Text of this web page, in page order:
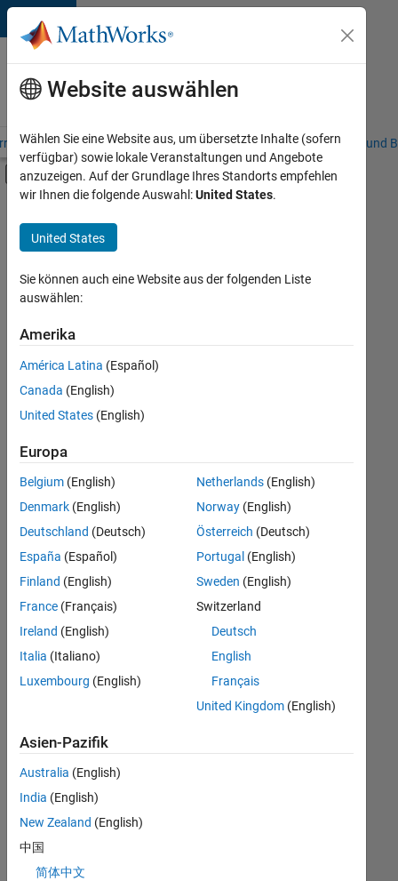
Weiter zum Inhalt
Karriere
bei
MathWorks
– Übersicht Stellensuche Niederlassungen Studierende und
Umschaltung für Off-Canvas-
Hauptinhalt
Praktika
Commercial Sales
Customer Support
Education Sales
Inside Sales
Marketing Services
Human Resources
Legal
+8
Derzeit
es
keine
offenen
Stellen,
Ihren
Suchkriterien
entsprechen.
können
die
Suchkriterien
weiter
fassen
oder
alle
Stellenangebote
anzeigen .
noch
keine
offenen
Stellen
können,
die
Website auswählen
Wählen Sie eine Website aus, um übersetzte Inhalte (sofern
verfügbar) sowie lokale Veranstaltungen und Angebote
anzuzeigen. Auf der Grundlage Ihres Standorts empfehlen
wir Ihnen die folgende Auswahl:United States.
United States
Sie können auch eine Website aus der folgenden Liste
auswählen:
Amerika
América Latina (Español)
Canada (English)
United States (English)
Europa
Belgium (English)
Denmark (English)
Deutschland (Deutsch)
España (Español)
Finland (English)
France (Français)
Ireland (English)
Italia (Italiano)
Luxembourg (English)
Netherlands(English)
Norway(English)
Österreich (Deutsch)
Portugal (English)
Sweden (English)
Switzerland
Deutsch
English
Français
United Kingdom(English)
Asien-Pazifik
Australia (English)
India (English)
New Zealand (English)
中国
简体中文